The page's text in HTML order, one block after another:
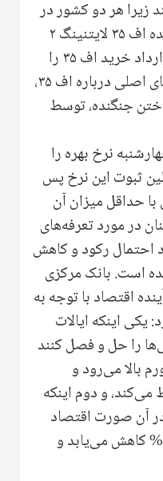
هر دو کشور در
حال کنار گذاشتن خرید جنگنده اف ۳۵ لایتنینگ ۲
آمریکا هستند، اگرچه هنوز قرارداد خرید اف ۳۵ را
لغو نکرده‌اند. یکی از نگرانی‌های اصلی درباره اف ۳۵،
جنگنده، توسط
نرخ بهره را
ثبوت این نرخ پس
با حداقل میزان آن
در مورد تعرفه‌های
احتمال رکود و کاهش
است. بانک مرکزی
اقتصاد با توجه به
اینکه ایالات
را حل و فصل کنند
بالا می‌رود و
و دوم اینکه
آن صورت اقتصاد
رشد می‌کن و تورم ابتدا تا ۱.۵% کاهش می‌یابد و